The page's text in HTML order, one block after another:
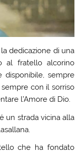
dedicazione di una
al fratello alcorino
sempre
con il sorriso
l’Amore di Dio.
un strada vicina alla
che ha fondato